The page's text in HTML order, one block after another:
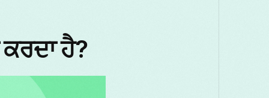
日本語
ਹੈ?